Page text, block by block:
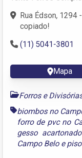
Rua Édson, 1294
copiado!
(11) 5041-3801
Mapa
Forros e
biombos no
forro de pvc no
gesso
Campo Beloe